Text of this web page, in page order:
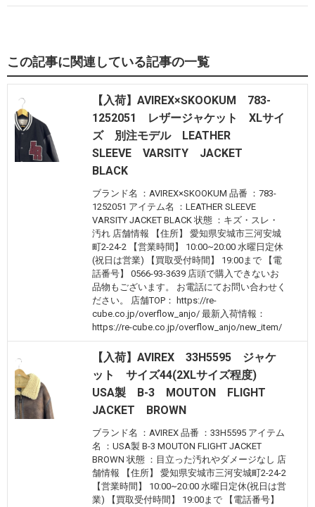
この記事に関連している記事の一覧
【入荷】AVIREX×SKOOKUM 783-
1252051 レザージャケット XLサイ
ズ 別注モデル LEATHER
SLEEVE VARSITY JACKET
BLACK
ブランド名 ：AVIREX×SKOOKUM 品番 ：783-
1252051 アイテム名 ：LEATHER SLEEVE
VARSITY JACKET BLACK 状態 ：キズ・スレ・
汚れ 店舗情報 【住所】 愛知県安城市三河安城
町2-24-2 【営業時間】 10:00~20:00 水曜日定休
(祝日は営業) 【買取受付時間】 19:00まで 【電
話番号】 0566-93-3639 店頭で購入できないお
品物もございます。 お電話にてお問い合わせく
ださい。 店舗TOP： https://re-
cube.co.jp/overflow_anjo/ 最新入荷情報：
https://re-cube.co.jp/overflow_anjo/new_item/
【入荷】AVIREX 33H5595 ジャケ
ット サイズ44(2XLサイズ程度)
USA製 B-3 MOUTON FLIGHT
JACKET BROWN
ブランド名 ：AVIREX 品番 ：33H5595 アイテム
名 ：USA製 B-3 MOUTON FLIGHT JACKET
BROWN 状態 ：目立った汚れやダメージなし 店
舗情報 【住所】 愛知県安城市三河安城町2-24-2
【営業時間】 10:00~20:00 水曜日定休(祝日は営
業) 【買取受付時間】 19:00まで 【電話番号】